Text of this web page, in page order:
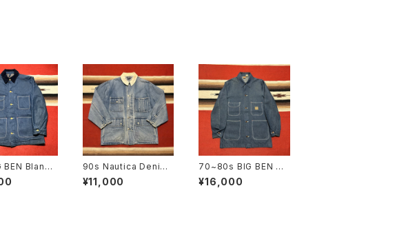
BEN Blanke
size 40
90s Nautica Denim
Coverall size L
¥11,000
70~80s BIG BEN De
nim Coverall size 3
6
¥16,000